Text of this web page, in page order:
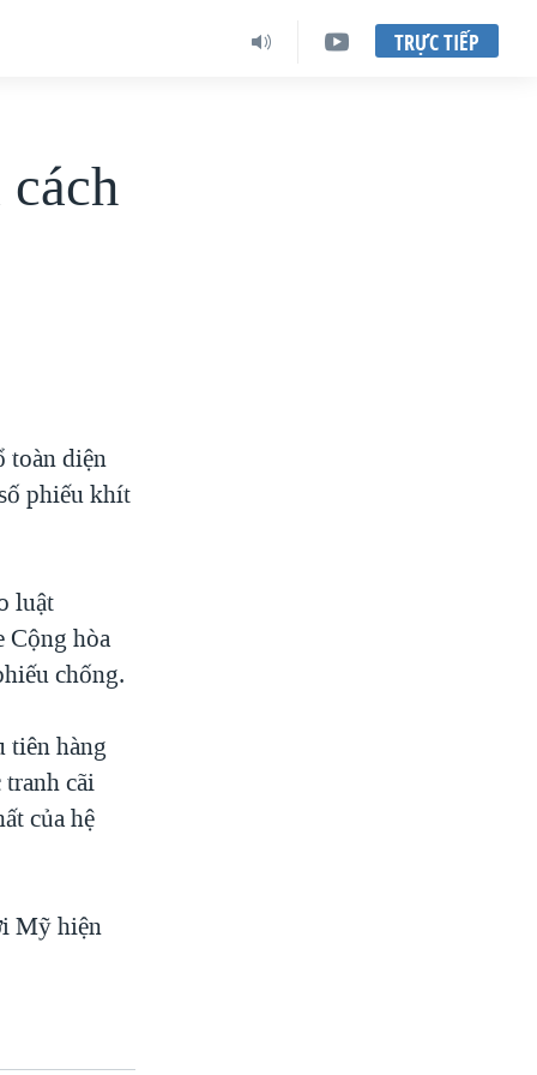
TRỰC TIẾP
toàn diện
phiếu khít
luật
Cộng hòa
chống.
tiên hàng
cãi
của hệ
Mỹ hiện